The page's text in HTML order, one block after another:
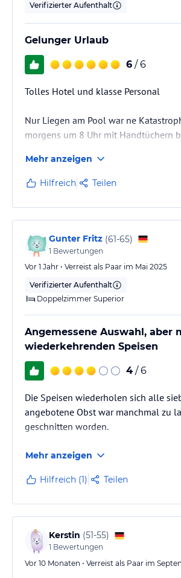
Verifizierter Aufenthalt
Gelunger Urlaub
6 / 6
Tolles Hotel und klasse Personal
Nur Liegen am Pool war ne
morgens um 8 Uhr mit Handtüchern
Mehr anzeigen
Hilfreich Teilen
Gunter Fritz (61-65)
1 Bewertungen
Vor 1 Jahr • Verreist als Paar im Mai 2025
Verifizierter Aufenthalt
Doppelzimmer Superior
Angemessene Auswahl, aber
wiederkehrenden Speisen
4 / 6
Die Speisen wiederholen sich alle
angebotene Obst war manchmal zu
geschnitten worden.
Mehr anzeigen
Hilfreich (1) Teilen
Kerstin (51-55)
1 Bewertungen
Vor 10 Monaten • Verreist als Paar im